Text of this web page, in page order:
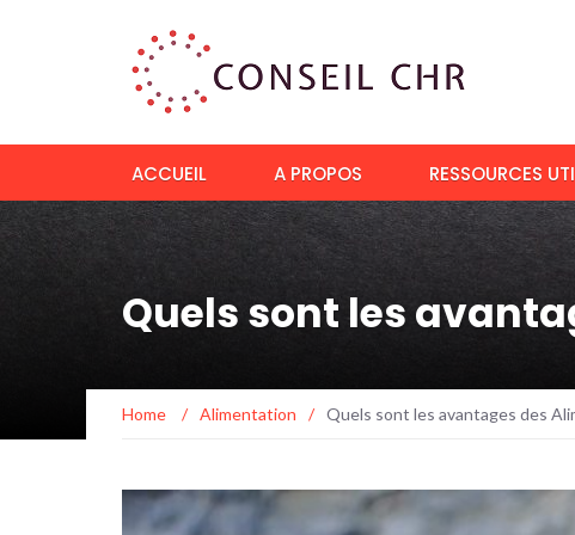
ACCUEIL A PROPOS RESSOURCES
Quels sont les
Home / Alimentation / Quels sont les avantages des